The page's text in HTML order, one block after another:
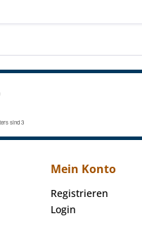
Mein Konto
Registrieren
Login